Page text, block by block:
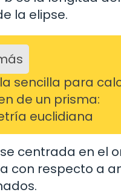
la elipse.
sencilla para
de un prisma:
euclidiana
centrada en el
con respecto a